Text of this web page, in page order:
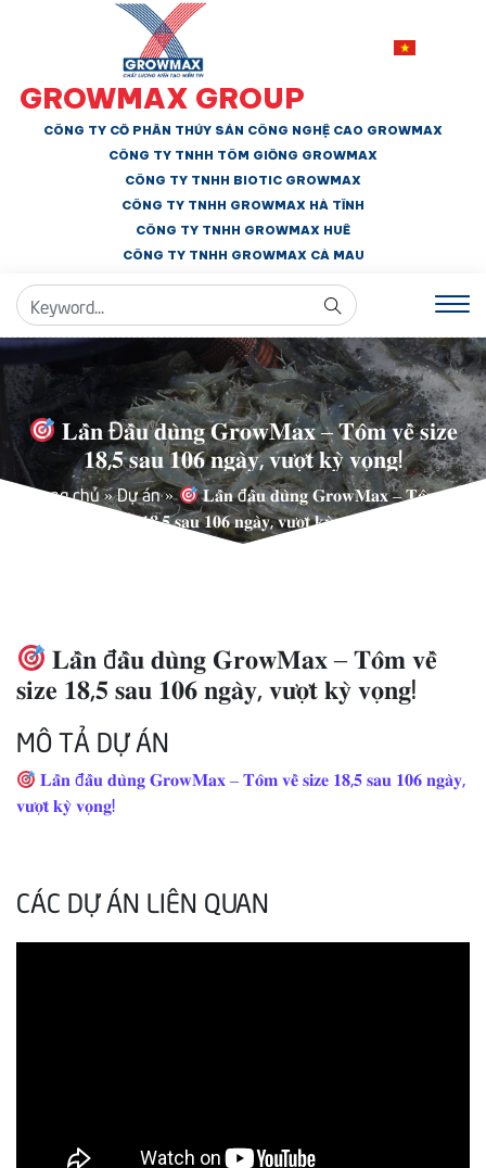
GROWMAX GROUP
CÔNG TY CỔ PHẦN THỦY SẢN CÔNG NGHỆ CAO GROWMAX
CÔNG TY TNHH TÔM GIỐNG GROWMAX
CÔNG TY TNHH BIOTIC GROWMAX
CÔNG TY TNHH GROWMAX HÀ TĨNH
CÔNG TY TNHH GROWMAX HUẾ
CÔNG TY TNHH GROWMAX CÀ MAU
𝐋𝐚̂̀𝐧 Đ𝐚̂̀𝐮 𝐝𝐮̀𝐧𝐠 𝐆𝐫𝐨𝐰𝐌𝐚𝐱 – 𝐓𝐨̂𝐦 𝐯𝐞̂̀ 𝐬𝐢𝐳𝐞
𝟏𝟖,𝟓 𝐬𝐚𝐮 𝟏𝟎𝟔 𝐧𝐠𝐚̀𝐲, 𝐯𝐮̛𝐨̛̣𝐭 𝐤𝐲̀ 𝐯𝐨̣𝐧𝐠!
Trang chủ»Dự án»
𝐋𝐚̂̀𝐧 đ𝐚̂̀𝐮 𝐝𝐮̀𝐧𝐠 𝐆𝐫𝐨𝐰𝐌𝐚𝐱 – 𝐓𝐨̂𝐦 𝐯𝐞̂̀
𝐬𝐢𝐳𝐞 𝟏𝟖,𝟓 𝐬𝐚𝐮 𝟏𝟎𝟔 𝐧𝐠𝐚̀𝐲, 𝐯𝐮̛𝐨̛̣𝐭 𝐤𝐲̀ 𝐯𝐨̣𝐧𝐠!
𝐋𝐚̂̀𝐧 đ𝐚̂̀𝐮 𝐝𝐮̀𝐧𝐠 𝐆𝐫𝐨𝐰𝐌𝐚𝐱 – 𝐓𝐨̂𝐦 𝐯𝐞̂̀
𝐬𝐢𝐳𝐞 𝟏𝟖,𝟓 𝐬𝐚𝐮 𝟏𝟎𝟔 𝐧𝐠𝐚̀𝐲, 𝐯𝐮̛𝐨̛̣𝐭 𝐤𝐲̀ 𝐯𝐨̣𝐧𝐠!
MÔ TẢ DỰ ÁN
𝐋𝐚̂̀𝐧 đ𝐚̂̀𝐮 𝐝𝐮̀𝐧𝐠 𝐆𝐫𝐨𝐰𝐌𝐚𝐱 – 𝐓𝐨̂𝐦 𝐯𝐞̂̀ 𝐬𝐢𝐳𝐞 𝟏𝟖,𝟓 𝐬𝐚𝐮 𝟏𝟎𝟔 𝐧𝐠𝐚̀𝐲,
𝐯𝐮̛𝐨̛̣𝐭 𝐤𝐲̀ 𝐯𝐨̣𝐧𝐠!
CÁC DỰ ÁN LIÊN QUAN